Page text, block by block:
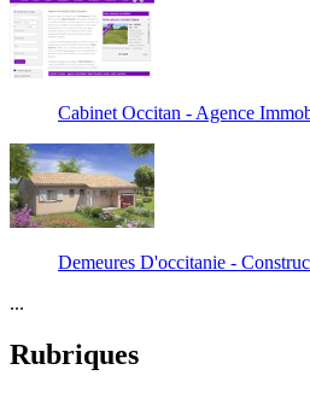
Cabinet Occitan - Agence
Demeures D'occitanie -
...
Rubriques